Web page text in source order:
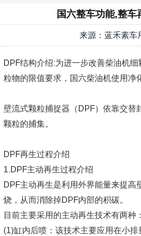
国六整车功能,整
来源：蓝禾素
DPF结构介绍:为进一步改善柴油机
粒物的限值要求，国六柴油机使用净
壁流式颗粒捕捉器（DPF）依靠交替
颗粒的捕集。
DPF再生过程介绍
1.DPF主动再生过程介绍
DPF主动再生是利用外界能量来提
烧，从而消除掉DPF内部的积碳。
目前主要采用的主动再生技术有两种：
(1)缸内后喷：该技术主要应用在小